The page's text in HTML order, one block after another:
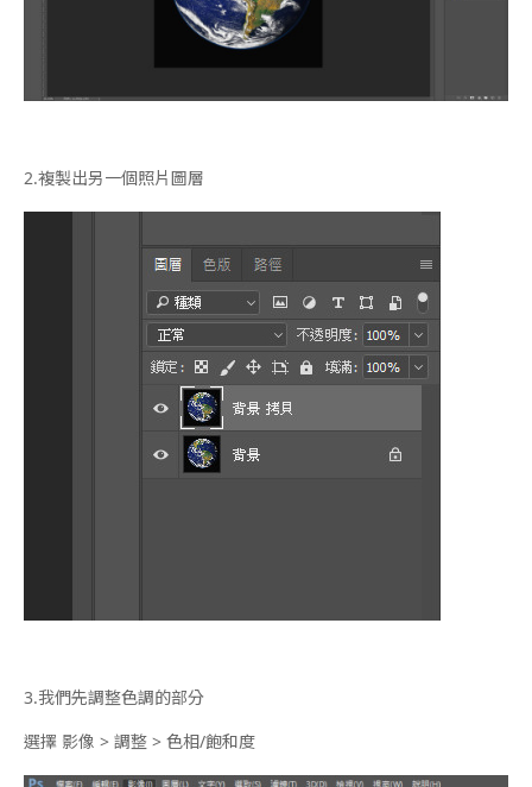
2.複製出另一個照片圖層
3.我們先調整色調的部分
選擇 影像 > 調整 > 色相/飽和度